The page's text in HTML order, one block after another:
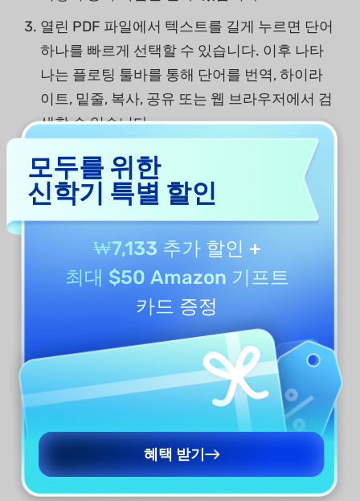
열린 PDF 파일에서 텍스트를 길게 누르면 단어
하나를 빠르게 선택할 수 있습니다. 이후 나타
나는 플로팅 툴바를 통해 단어를 번역, 하이라
이트, 밑줄, 복사, 공유 또는 웹 브라우저에서 검
색할 수 있습니다.
파일 목록에서 PDF 파일을 길게 누르거나 폴더
를 길게 누르면 해당 파일/폴더의 관리 툴바가
빠르게 표시됩니다.
두 손가락 제스처 (Two fingers) : 주석 또는 편
집 모드에서 두 손가락으로 슬라이드하면 페이
지를 넘길 수 있습니다.
: 페이지 정리(Organize Pages)
모드에서 특정 페이지를 길게 누른 후 스와이프
하여 원하는 순서로 재배열할 수 있습니다.
탭 (Tap): PDF 편집 화면에서 PDF 파일의 아무
곳이나 탭하면 상단과 하단의 툴바를 표시하거
나 숨길 수 있습니다.
모두를 위한
신학기 특별 할인
₩7,133 추가 할인 +
최대 $50 Amazon 기프트
카드 증정
혜택 받기